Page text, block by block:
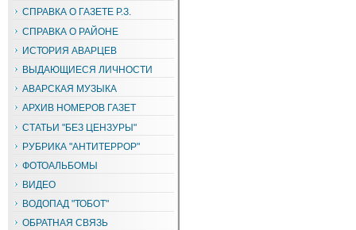
СПРАВКА О ГАЗЕТЕ Р.З.
СПРАВКА О РАЙОНЕ
ИСТОРИЯ АВАРЦЕВ
ВЫДАЮЩИЕСЯ ЛИЧНОСТИ
АВАРСКАЯ МУЗЫКА
АРХИВ НОМЕРОВ ГАЗЕТ
СТАТЬИ "БЕЗ ЦЕНЗУРЫ"
РУБРИКА "АНТИТЕРРОР"
ФОТОАЛЬБОМЫ
ВИДЕО
ВОДОПАД "ТОБОТ"
ОБРАТНАЯ СВЯЗЬ